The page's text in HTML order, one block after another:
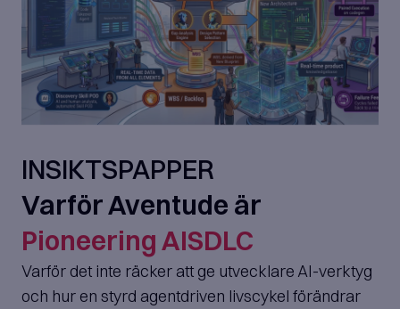
INSIKTSPAPPER
Varför Aventude är
Pioneering AISDLC
Varför det inte räcker att ge utvecklare AI-verktyg
och hur en styrd agentdriven livscykel förändrar